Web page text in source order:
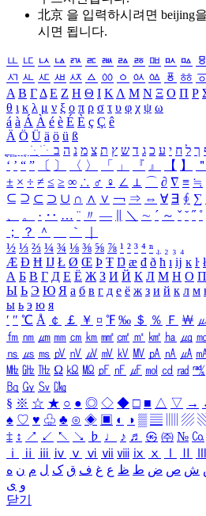
北京 을 입력하시려면 beijing
시면 됩니다.
ㅥ ㅦ ㅧ ㅨ ㅩ ㅪ ㅫ ㅬ ㅭ ㅮ ㅯ ㅰ ㅱ
ㅺ ㅻ ㅼ ㅽ ㅾ ㅿ ㆀ ㆁ ㆂ ㆃ ㆄ ㆅ ㆆ
Α Β ΓΔ Ε Ζ Η Θ Ι ΚΛ Μ Ν Ξ Ο Π Ρ
θ ι κ λ μ ν ξ ο π ρ σ τ υ φ χ ψ ω
á à Á À é è É È ç Ç ê
Ä Ö Ü ä ö ü ß
ִֶֹ ֻּ ׁׂ ך ל ח י ע כ ג ד ש ץ ת צ מ נ ה ב
‘ ’ “ ” 〔 〕 〈 〉 「 」 『 』 【 】 ＂
± × ÷ ≠ ≤ ≥ ∞ ∴ ♂ ♀ ∠ ⊥ ⌒ ∂ ∇ ≡ ≒
⊆ ⊇ ⊂ ⊃ ∪ ∩ ∧ ∨ ￢ ⇒ ⇔ ∀ ∃ ∮ ∑
、
。 · ‥ … ¨ 〃 ― ＼ ∼ ´ ～ ˇ ˘ ˝ ˚
；
？ ＾ ｀
½ ⅓ ⅔ ¼ ¾ ⅛ ⅜ ⅝ ⅞ ¹ ² ³ ⁴ ⁿ ₁ ₂ ₃ ₄
Æ Ð Ħ Ĳ Ł Ø Œ Þ Ŧ Ŋ æ đ ð ħ ı ĳ ĸ ŀ ł
А Б В Г Д Е Ё Ж З И Й К Л М Н О П
Ы Ь Э Ю Я а б в г д е ё ж з и й к л м
ы ь э ю я
′ ″ ℃ Å ￠ ￡ ￥ ¤ ℉ ‰ ＄ ％ Ｆ ￦
㎙ ㎚ ㎛ ㎜ ㎝ ㎞ ㎟ ㎠ ㎡ ㎢ ㏊ ㎍
㎱ ㎲ ㎳ ㎴ ㎵ ㎶ ㎷ ㎸ ㎹ ㎀ ㎁ ㎂
㎒ ㎓ ㎔ Ω ㏀ ㏁ ㎊ ㎋ ㎌ ㏖ ㏅ ㎭ ㎮
㏃ ㏉ ㏜ ㏆
§ ※ ☆ ★ ○ ● ◎ ◇ ◆ □ ■ △ ▽ →
♠ ♡ ♥ ♧ ♣ ⊙ ◈ ▣ ◐ ◑ ▒ ▤ ▨
‡ ↕ ↗ ↙ ↖ ↘ ♭ ♩ ♪ ♬ ㉿ ㈜ № ㏇
ⅰ
ⅱ ⅲ ⅳ ⅴ ⅵ ⅶ ⅷ ⅸ ⅹ
ش ص ض ط ظ ع غ ف ق ک ل م ن ه
و ی
닫기